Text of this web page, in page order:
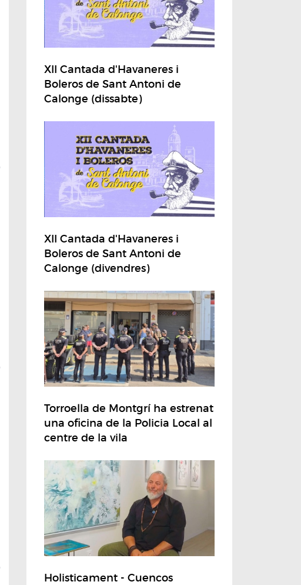
XII Cantada d'Havaneres i
Boleros de Sant Antoni de
Calonge (dissabte)
XII Cantada d'Havaneres i
Boleros de Sant Antoni de
Calonge (divendres)
Torroella de Montgrí ha estrenat
una oficina de la Policia Local al
centre de la vila
Holisticament - Cuencos